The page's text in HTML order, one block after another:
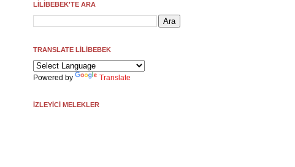
LİLİBEBEK'TE ARA
TRANSLATE LİLİBEBEK
Powered by Translate
İZLEYİCİ MELEKLER